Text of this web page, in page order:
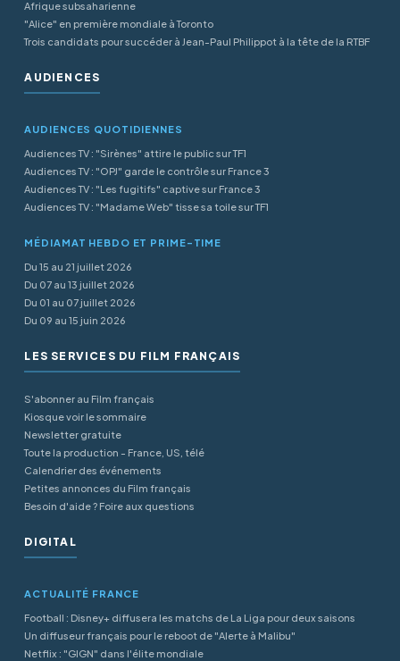
Afrique subsaharienne
"Alice" en première mondiale à Toronto
Trois candidats pour succéder à Jean-Paul Philippot à la tête de la RTBF
AUDIENCES
AUDIENCES QUOTIDIENNES
Audiences TV : "Sirènes" attire le public sur TF1
Audiences TV : "OPJ" garde le contrôle sur France 3
Audiences TV : "Les fugitifs" captive sur France 3
Audiences TV : "Madame Web" tisse sa toile sur TF1
MÉDIAMAT HEBDO ET PRIME-TIME
Du 15 au 21 juillet 2026
Du 07 au 13 juillet 2026
Du 01 au 07 juillet 2026
Du 09 au 15 juin 2026
LES SERVICES DU FILM FRANÇAIS
S'abonner au Film français
Kiosque voir le sommaire
Newsletter gratuite
Toute la production - France, US, télé
Calendrier des événements
Petites annonces du Film français
Besoin d'aide ? Foire aux questions
DIGITAL
ACTUALITÉ FRANCE
Football : Disney+ diffusera les matchs de La Liga pour deux saisons
Un diffuseur français pour le reboot de "Alerte à Malibu"
Netflix : "GIGN" dans l'élite mondiale